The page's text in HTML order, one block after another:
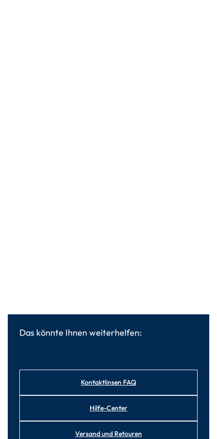
Das könnte Ihnen weiterhelfen:
Kontaktlinsen FAQ
Hilfe-Center
Versand und Retouren